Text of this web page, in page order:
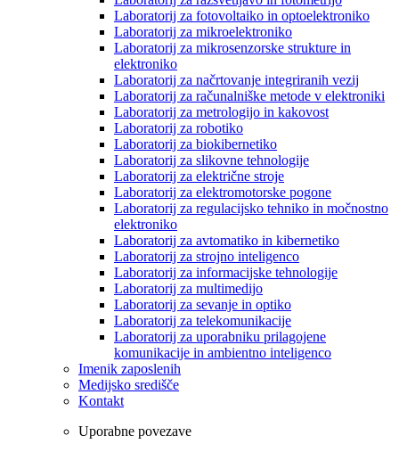
Laboratorij za fotovoltaiko in optoelektroniko
Laboratorij za mikroelektroniko
Laboratorij za mikrosenzorske strukture in
elektroniko
Laboratorij za načrtovanje integriranih vezij
Laboratorij za računalniške metode v elektroniki
Laboratorij za metrologijo in kakovost
Laboratorij za robotiko
Laboratorij za biokibernetiko
Laboratorij za slikovne tehnologije
Laboratorij za električne stroje
Laboratorij za elektromotorske pogone
Laboratorij za regulacijsko tehniko in močnostno
elektroniko
Laboratorij za avtomatiko in kibernetiko
Laboratorij za strojno inteligenco
Laboratorij za informacijske tehnologije
Laboratorij za multimedijo
Laboratorij za sevanje in optiko
Laboratorij za telekomunikacije
Laboratorij za uporabniku prilagojene
komunikacije in ambientno inteligenco
Imenik zaposlenih
Medijsko središče
Kontakt
Uporabne povezave